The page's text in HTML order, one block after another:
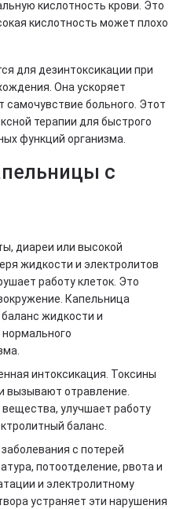
кислотность крови. Это
кислотность может плохо
для дезинтоксикации при
Она ускоряет
самочувствие больного. Этот
терапии для быстрого
функций организма.
с
диареи или высокой
жидкости и электролитов
работу клеток. Это
Капельница
жидкости и
интоксикация. Токсины
вызывают отравление.
улучшает работу
баланс.
с потерей
потоотделение, рвота и
и электролитному
устраняет эти нарушения